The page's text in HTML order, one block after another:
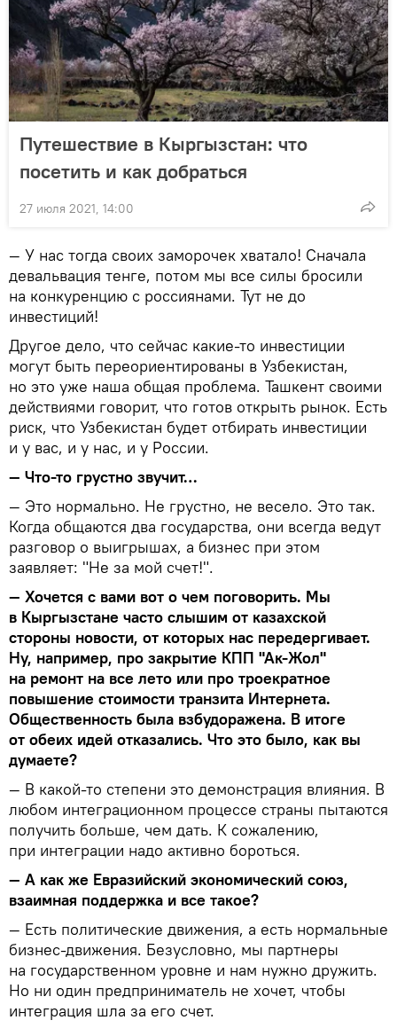
Путешествие в Кыргызстан: что
посетить и как добраться
27 июля 2021, 14:00
— У нас тогда своих заморочек хватало! Сначала
девальвация тенге, потом мы все силы бросили
на конкуренцию с россиянами. Тут не до
инвестиций!
Другое дело, что сейчас какие-то инвестиции
могут быть переориентированы в Узбекистан,
но это уже наша общая проблема. Ташкент своими
действиями говорит, что готов открыть рынок. Есть
риск, что Узбекистан будет отбирать инвестиции
и у вас, и у нас, и у России.
— Что-то грустно звучит…
— Это нормально. Не грустно, не весело. Это так.
Когда общаются два государства, они всегда ведут
разговор о выигрышах, а бизнес при этом
заявляет: "Не за мой счет!".
— Хочется с вами вот о чем поговорить. Мы
в Кыргызстане часто слышим от казахской
стороны новости, от которых нас передергивает.
Ну, например, про закрытие КПП "Ак-Жол"
на ремонт на все лето или про троекратное
повышение стоимости транзита Интернета.
Общественность была взбудоражена. В итоге
от обеих идей отказались. Что это было, как вы
думаете?
— В какой-то степени это демонстрация влияния. В
любом интеграционном процессе страны пытаются
получить больше, чем дать. К сожалению,
при интеграции надо активно бороться.
— А как же Евразийский экономический союз,
взаимная поддержка и все такое?
— Есть политические движения, а есть нормальные
бизнес-движения. Безусловно, мы партнеры
на государственном уровне и нам нужно дружить.
Но ни один предприниматель не хочет, чтобы
интеграция шла за его счет.